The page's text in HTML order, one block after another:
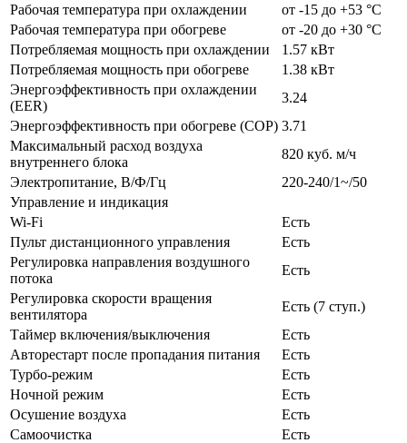
Рабочая температура при охлаждении
от -15 до +53 °C
Рабочая температура при обогреве
от -20 до +30 °C
Потребляемая мощность при охлаждении
1.57 кВт
Потребляемая мощность при обогреве
1.38 кВт
Энергоэффективность при охлаждении
(EER)
3.24
Энергоэффективность при обогреве (COP) 3.71
Максимальный расход воздуха
внутреннего блока
820 куб. м/ч
Электропитание, В/Ф/Гц
220-240/1~/50
Управление и индикация
Wi-Fi
Есть
Пульт дистанционного управления
Есть
Регулировка направления воздушного
потока
Есть
Регулировка скорости вращения
вентилятора
Есть (7 ступ.)
Таймер включения/выключения
Есть
Авторестарт после пропадания питания
Есть
Турбо-режим
Есть
Ночной режим
Есть
Осушение воздуха
Есть
Самоочистка
Есть